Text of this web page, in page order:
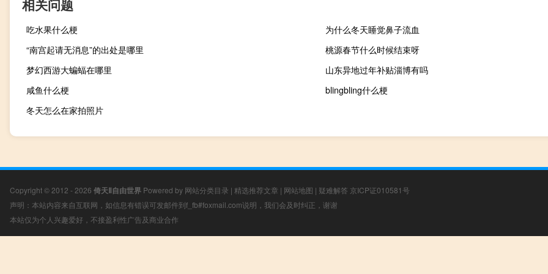
相关问题
吃水果什么梗
为什么冬天睡觉鼻子流血
“南宫起请无消息”的出处是哪里
桃源春节什么时候结束呀
梦幻西游大蝙蝠在哪里
山东异地过年补贴淄博有吗
咸鱼什么梗
blingbling什么梗
冬天怎么在家拍照片
Copyright © 2012 - 2026 倚天Ⅱ自由世界 Powered by 网站分类目录 | 精选推荐文章 | 网站地图 | 疑难解答 京ICP证010581号
声明：本站内容来自互联网，如信息有错误可发邮件到f_fb#foxmail.com说明，我们会及时纠正，谢谢
本站仅为个人兴趣爱好，不接盈利性广告及商业合作